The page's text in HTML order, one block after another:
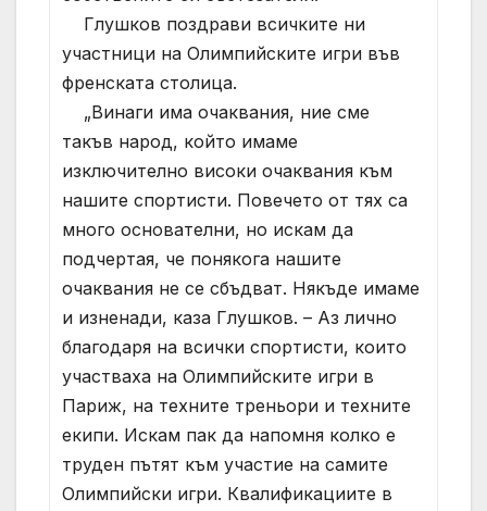
Глушков поздрави всичките ни
участници на Олимпийските игри във
френската столица.
„Винаги има очаквания, ние сме
такъв народ, който имаме
изключително високи очаквания към
нашите спортисти. Повечето от тях са
много основателни, но искам да
подчертая, че понякога нашите
очаквания не се сбъдват. Някъде имаме
и изненади, каза Глушков. – Аз лично
благодаря на всички спортисти, които
участваха на Олимпийските игри в
Париж, на техните треньори и техните
екипи. Искам пак да напомня колко е
труден пътят към участие на самите
Олимпийски игри. Квалификациите в